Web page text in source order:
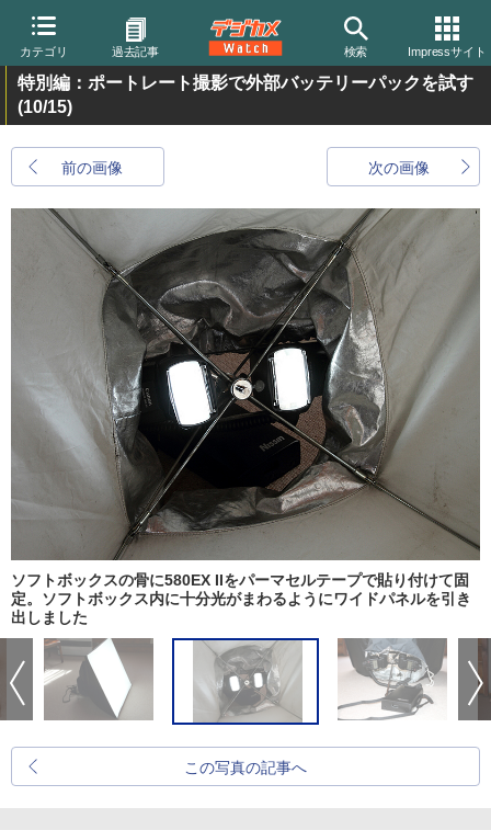
カテゴリ 過去記事 検索 Impressサイト
特別編：ポートレート撮影で外部バッテリーパックを試す
(10/15)
前の画像 次の画像
ソフトボックスの骨に580EX IIをパーマセルテープで貼り付けて固
定。ソフトボックス内に十分光がまわるようにワイドパネルを引き
出しました
この写真の記事へ